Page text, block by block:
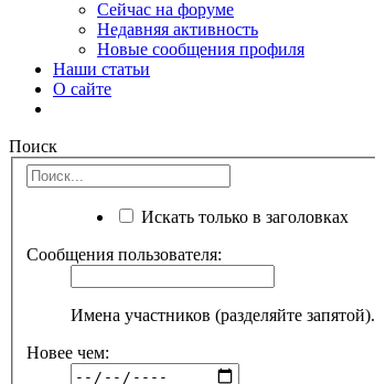
Сейчас на форуме
Недавняя активность
Новые сообщения профиля
Наши статьи
О сайте
Поиск
Искать только в заголовках
Сообщения пользователя:
Имена участников (разделяйте запятой).
Новее чем: